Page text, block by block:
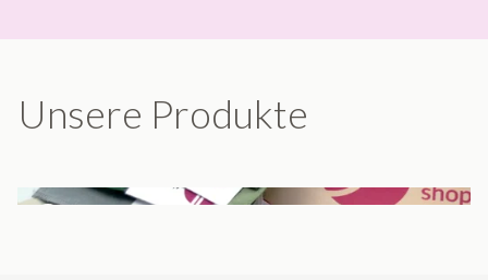
Unsere Produkte
STOFFE
STOFFMUSTER